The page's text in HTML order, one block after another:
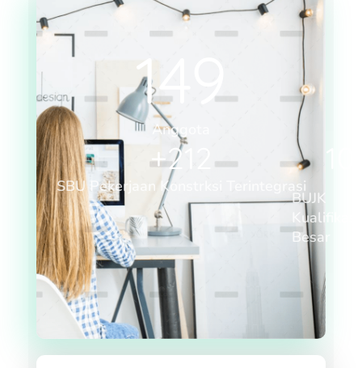
Anggota
149
SBU Pekerjaan Konstrksi Terintegrasi
+212
BUJK
Kualifikasi
Besar